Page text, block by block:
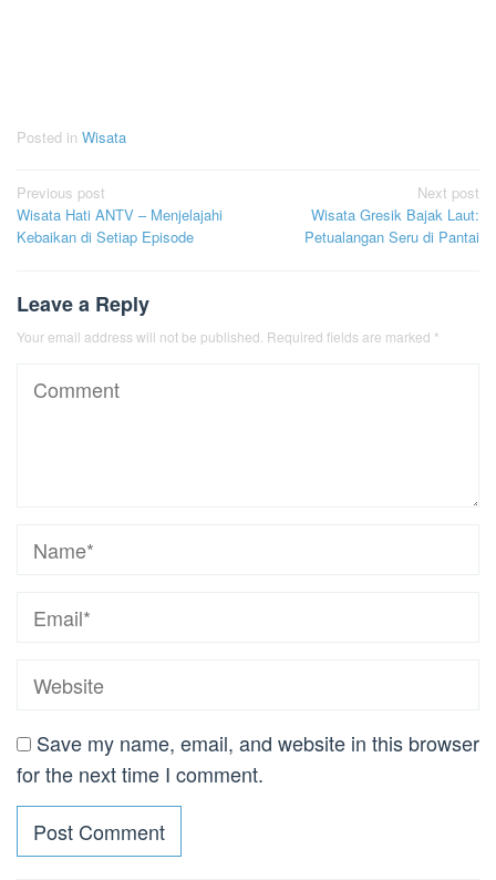
Posted in Wisata
Post
navigation
Previous post
Wisata Hati ANTV – Menjelajahi
Kebaikan di Setiap Episode
Next post
Wisata Gresik Bajak Laut:
Petualangan Seru di Pantai
Leave a Reply
Your email address will not be published. Required fields are marked *
Save my name, email, and website in this browser
for the next time I comment.